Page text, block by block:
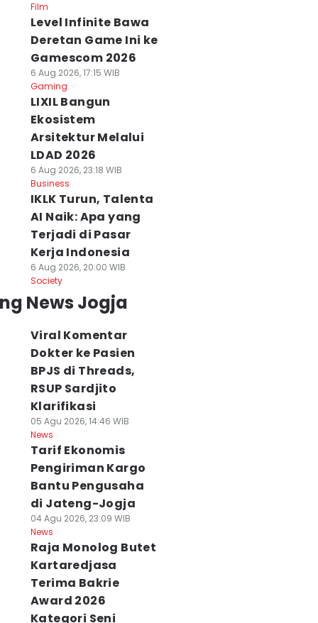
Film
Level Infinite Bawa
Deretan Game Ini ke
Gamescom 2026
6 Aug 2026, 17:15 WIB
Gaming
LIXIL Bangun
Ekosistem
Arsitektur Melalui
LDAD 2026
6 Aug 2026, 23:18 WIB
Business
IKLK Turun, Talenta
AI Naik: Apa yang
Terjadi di Pasar
Kerja Indonesia
6 Aug 2026, 20:00 WIB
Society
News Jogja
Viral Komentar
Dokter ke Pasien
BPJS di Threads,
RSUP Sardjito
Klarifikasi
05 Agu 2026, 14:46 WIB
News
Tarif Ekonomis
Pengiriman Kargo
Bantu Pengusaha
di Jateng-Jogja
04 Agu 2026, 23:09 WIB
News
Raja Monolog Butet
Kartaredjasa
Terima Bakrie
Award 2026
Kategori Seni